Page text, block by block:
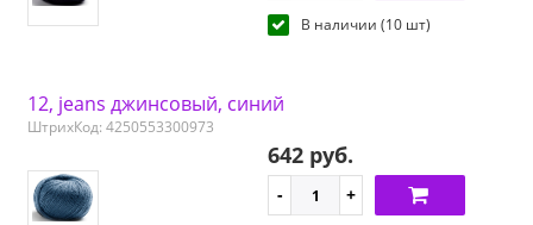
В наличии (10 шт)
12, jeans джинсовый, синий
ШтрихКод: 4250553300973
642 руб.